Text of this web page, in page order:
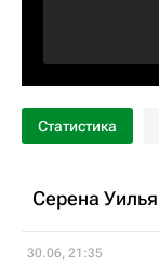
Статистика
Серена
30.06, 21:35